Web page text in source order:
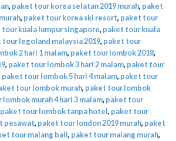
, paket tour korea selatan 2019 murah, paket
, paket tour korea ski resort, paket tour
kuala lumpur singapore, paket tour kuala
tour legoland malaysia 2019, paket tour
2 hari 1 malam, paket tour lombok 2018,
, paket tour lombok 3 hari 2 malam, paket tour
paket tour lombok 5 hari 4 malam, paket tour
tour lombok murah, paket tour lombok
murah 4 hari 3 malam, paket tour
paket tour lombok tanpa hotel, paket tour
pesawat, paket tour london 2019 murah, paket
tour malang bali, paket tour malang murah,